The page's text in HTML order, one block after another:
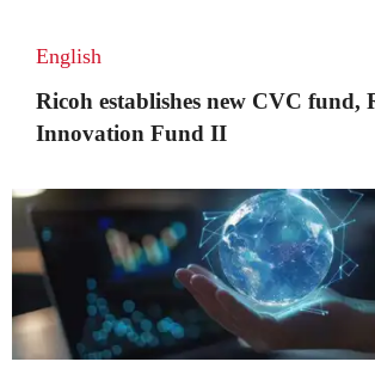
English
Ricoh establishes new CVC fund,
Innovation Fund II